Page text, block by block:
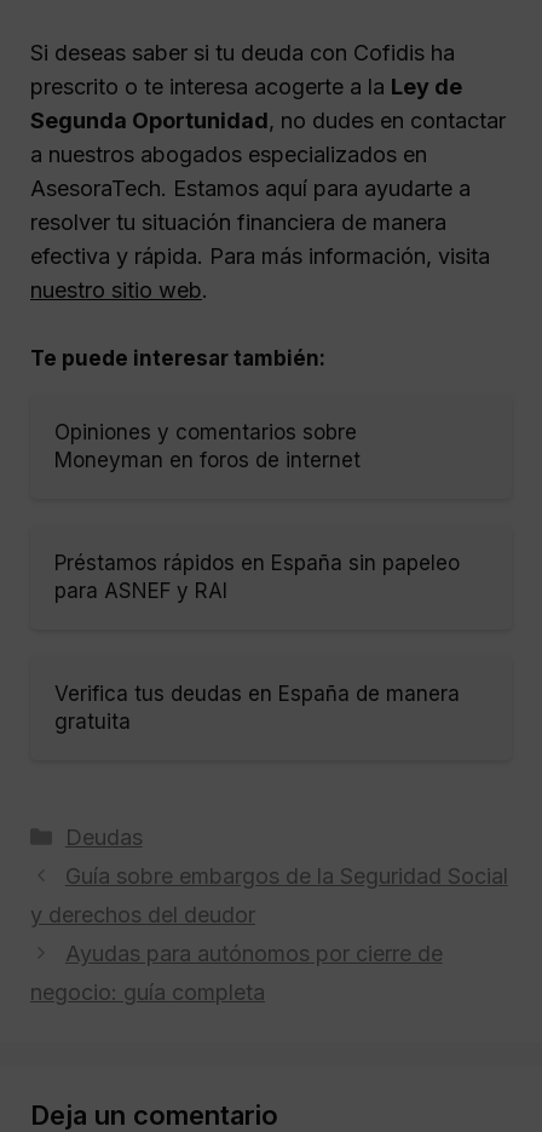
Si deseas saber si tu deuda con Cofidis ha
prescrito o te interesa acogerte a la Ley de
Segunda Oportunidad, no dudes en contactar
a nuestros abogados especializados en
AsesoraTech. Estamos aquí para ayudarte a
resolver tu situación financiera de manera
efectiva y rápida. Para más información, visita
nuestro sitio web.
Te puede interesar también:
Opiniones y comentarios sobre
Moneyman en foros de internet
Préstamos rápidos en España sin papeleo
para ASNEF y RAI
Verifica tus deudas en España de manera
gratuita
Categorías
Deudas
Guía sobre embargos de la Seguridad Social
y derechos del deudor
Ayudas para autónomos por cierre de
negocio: guía completa
Deja un comentario